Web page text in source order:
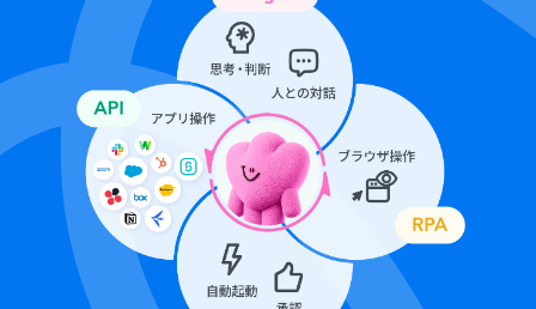
る機能（オペレーション）となっております。フリープラ
ンの場合は設定しているフローボットのオペレーション
はエラーとなりますので、ご注意ください。
パーソナルプランなどの有料プランは、2週間の無料トラ
イアルを行うことが可能です。無料トライアル中には制限
対象のアプリや機能（オペレーション）を使用すること
ができます。
ダウンロード可能なファイル容量は最大300MBまでで
す。アプリの仕様によっては300MB未満になる可能性が
あるので、ご注意ください。
トリガー、各オペレーションでの取り扱い可能なファイ
ル容量の詳細は「
ファイルの容量制限について
照ください。